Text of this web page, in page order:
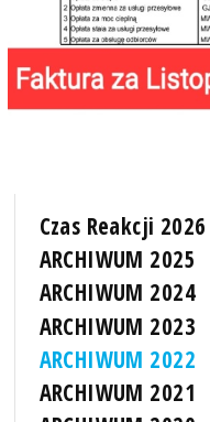
Czas Reakcji 2026
ARCHIWUM 2025
ARCHIWUM 2024
ARCHIWUM 2023
ARCHIWUM 2022
ARCHIWUM 2021